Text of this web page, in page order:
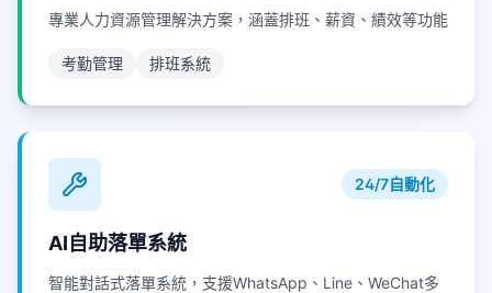
專業人力資源管理解決方案，涵蓋排班、薪資、績效等功能
考勤管理 排班系統
24/7自動化
AI自助落單系統
智能對話式落單系統，支援WhatsApp、Line、WeChat多